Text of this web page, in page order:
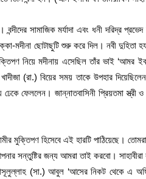
সামাজিক মর্যাদা এবং ধনী দরিদ্র
মদীনা ছোটাছুটি শুরু করে দিল। নবী দুহিতা
নিয়ে মদীনায় এসেছিল তাঁর ভাই ‘আমর
(রা.) বিয়ের সময় তাকে উপহার
ফেললেন। জান্নাতবাসিনী প্রিয়তমা স্ত্রী
মুক্তিপণ হিসেবে এই হারটি পাঠিয়েছে।
সন্তুষ্টির জন্য আমরা তাই করবো।
(সা.) আবুল ‘আসের নিকট থেকে এ